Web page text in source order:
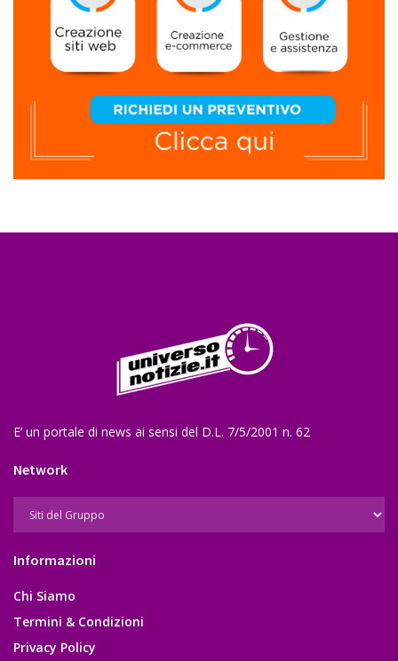
E’ un portale di news ai sensi del D.L. 7/5/2001 n. 62
Network
Informazioni
Chi Siamo
Termini & Condizioni
Privacy Policy